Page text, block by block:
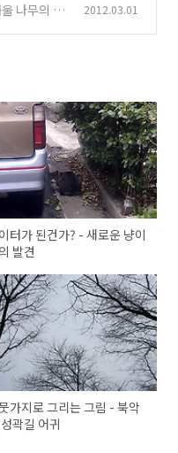
나무의 아
2012.03.01
터가 된건가? - 새로운 냥이
발견
가지로 그리는 그림 - 북악
곽길 어귀